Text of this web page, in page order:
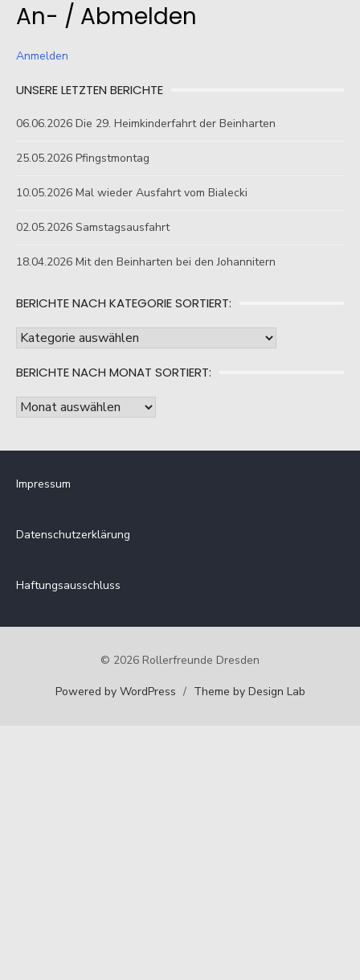
An- / Abmelden
Anmelden
UNSERE LETZTEN BERICHTE
06.06.2026 Die 29. Heimkinderfahrt der Beinharten
25.05.2026 Pfingstmontag
10.05.2026 Mal wieder Ausfahrt vom Bialecki
02.05.2026 Samstagsausfahrt
18.04.2026 Mit den Beinharten bei den Johannitern
BERICHTE NACH KATEGORIE SORTIERT:
Berichte
Kategorie
sortiert:
BERICHTE NACH MONAT SORTIERT:
Berichte
Impressum
Datenschutzerklärung
Haftungsausschluss
© 2026 Rollerfreunde Dresden
Powered by WordPress / Theme by Design Lab